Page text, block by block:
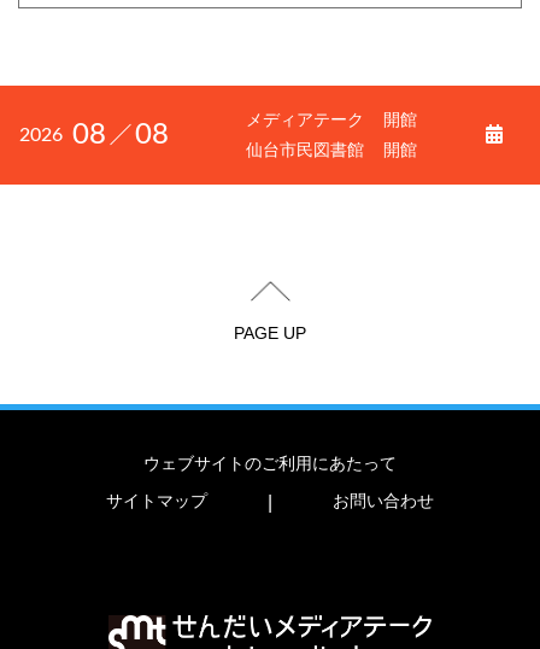
2026 08 08
メディアテーク
開館
仙台市民図書館
開館
PAGE UP
ウェブサイトのご利用にあたって
サイトマップ
お問い合わせ